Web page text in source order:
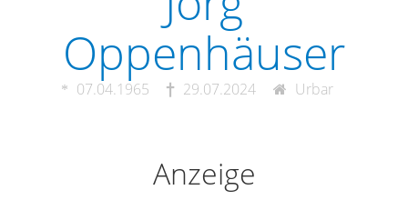
Oppenhäuser
07.04.1965 29.07.2024 Urbar
Anzeige